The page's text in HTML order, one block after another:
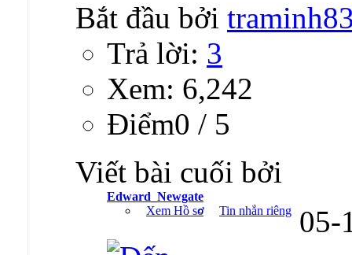
Bắt đầu bởi
Trả lời: 3
Xem: 6,242
Ðiểm0 / 5
Viết bài cuối bởi
Edward_Newgate
Xem Hồ sơ
Tin nhắn riêng 05-